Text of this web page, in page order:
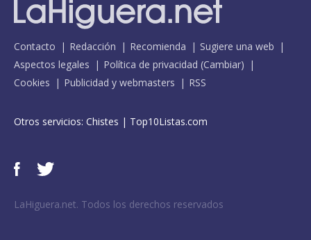
Contacto Redacción Recomienda
Sugiere una web
Aspectos legales
Política de privacidad (Cambiar)
Cookies
Publicidad y webmasters RSS
Otros servicios: Chistes | Top10Listas.com
LaHiguera.net. Todos los derechos reservados